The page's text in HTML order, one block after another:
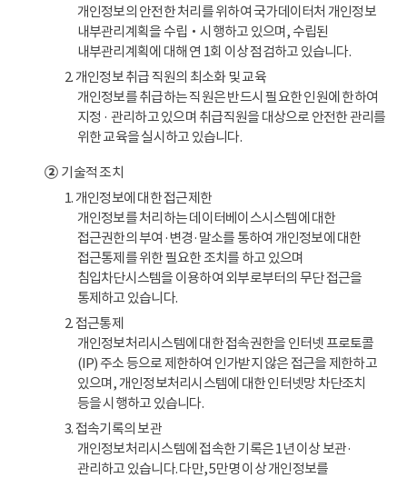
개인정보의 안전한 처리를 위하여 국가데이터처 개인정보
내부관리계획을 수립‧시행하고 있으며, 수립된
내부관리계획에 대해 연 1회 이상 점검하고 있습니다.
2. 개인정보 취급 직원의 최소화 및 교육
개인정보를 취급하는 직원은 반드시 필요한 인원에 한하여
지정 · 관리하고 있으며 취급직원을 대상으로 안전한 관리를
위한 교육을 실시하고 있습니다.
②기술적 조치
1. 개인정보에 대한 접근제한
개인정보를 처리하는 데이터베이스시스템에 대한
접근권한의 부여·변경·말소를 통하여 개인정보에 대한
접근통제를 위한 필요한 조치를 하고 있으며
침입차단시스템을 이용하여 외부로부터의 무단 접근을
통제하고 있습니다.
2. 접근통제
개인정보처리시스템에 대한 접속권한을 인터넷 프로토콜
(IP) 주소 등으로 제한하여 인가받지 않은 접근을 제한하고
있으며, 개인정보처리시스템에 대한 인터넷망 차단조치
등을 시행하고 있습니다.
3. 접속기록의 보관
개인정보처리시스템에 접속한 기록은 1년 이상 보관·
관리하고 있습니다. 다만, 5만명 이상 개인정보를